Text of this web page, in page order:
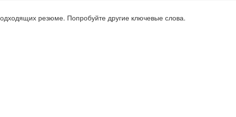
резюме. Попробуйте другие ключевые слова.